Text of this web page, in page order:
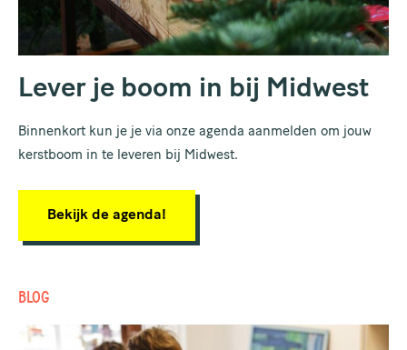
Lever je boom in bij Midwest
Binnenkort kun je je via onze agenda aanmelden om jouw
kerstboom in te leveren bij Midwest.
Bekijk de agenda!
BLOG